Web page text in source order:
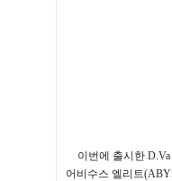
이번에 출시한
어비수스 엘리트